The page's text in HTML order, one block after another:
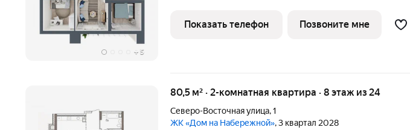
+ 5
отмеченный архитектурной премией «Искусство строить».
Собственная благоустроенная
Показать телефон Позвоните мне
80,5 м² · 2-комнатная квартира · 8 этаж из 24
Северо-Восточная улица,1
ЖК «Дом на Набережной», 3 квартал 2028